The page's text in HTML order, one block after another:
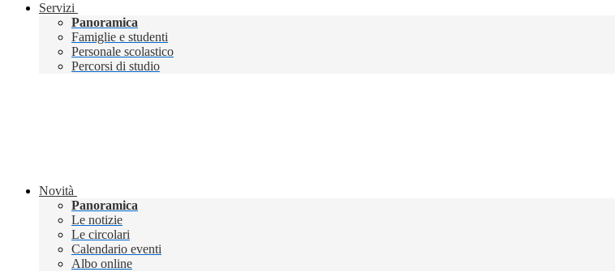
Servizi
Panoramica
Famiglie e studenti
Personale scolastico
Percorsi di studio
Novità
Panoramica
Le notizie
Le circolari
Calendario eventi
Albo online